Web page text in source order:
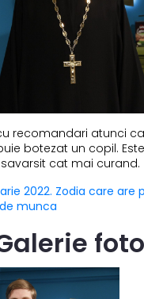
recomandari atunci
botezat un copil.
cat mai curand.
2022. Zodia care are
munca
foto